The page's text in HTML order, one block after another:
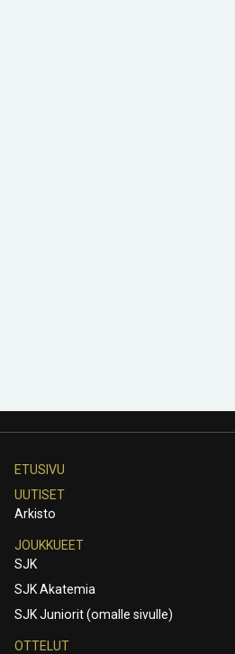
ETUSIVU
UUTISET
Arkisto
JOUKKUEET
SJK
SJK Akatemia
SJK Juniorit (omalle sivulle)
OTTELUT